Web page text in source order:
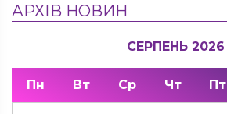
АРХІВ НОВИН
СЕРПЕНЬ 2026
Пн Вт Ср Чт Пт